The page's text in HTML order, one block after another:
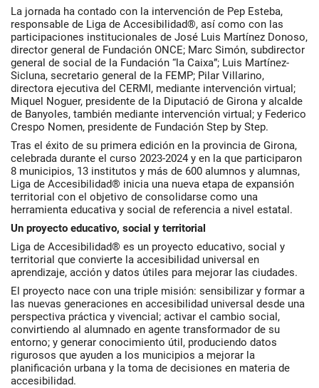
La jornada ha contado con la intervención de Pep Esteba,
responsable de Liga de Accesibilidad®, así como con las
participaciones institucionales de José Luis Martínez Donoso,
director general de Fundación ONCE; Marc Simón, subdirector
general de social de la Fundación “la Caixa”; Luis Martínez-
Sicluna, secretario general de la FEMP; Pilar Villarino,
directora ejecutiva del CERMI, mediante intervención virtual;
Miquel Noguer, presidente de la Diputació de Girona y alcalde
de Banyoles, también mediante intervención virtual; y Federico
Crespo Nomen, presidente de Fundación Step by Step.
Tras el éxito de su primera edición en la provincia de Girona,
celebrada durante el curso 2023-2024 y en la que participaron
8 municipios, 13 institutos y más de 600 alumnos y alumnas,
Liga de Accesibilidad® inicia una nueva etapa de expansión
territorial con el objetivo de consolidarse como una
herramienta educativa y social de referencia a nivel estatal.
Un proyecto educativo, social y territorial
Liga de Accesibilidad® es un proyecto educativo, social y
territorial que convierte la accesibilidad universal en
aprendizaje, acción y datos útiles para mejorar las ciudades.
El proyecto nace con una triple misión: sensibilizar y formar a
las nuevas generaciones en accesibilidad universal desde una
perspectiva práctica y vivencial; activar el cambio social,
convirtiendo al alumnado en agente transformador de su
entorno; y generar conocimiento útil, produciendo datos
rigurosos que ayuden a los municipios a mejorar la
planificación urbana y la toma de decisiones en materia de
accesibilidad.